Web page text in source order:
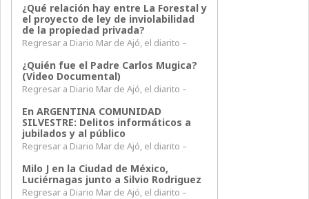
¿Qué relación hay entre La Forestal y
el proyecto de ley de inviolabilidad
de la propiedad privada?
Regresar a Diario Mar de Ajó, el diarito –
¿Quién fue el Padre Carlos Mugica?
(Video Documental)
Regresar a Diario Mar de Ajó, el diarito –
En ARGENTINA COMUNIDAD
SILVESTRE: Delitos informáticos a
jubilados y al público
Regresar a Diario Mar de Ajó, el diarito –
Milo J en la Ciudad de México,
Luciérnagas junto a Silvio Rodriguez
Regresar a Diario Mar de Ajó, el diarito –